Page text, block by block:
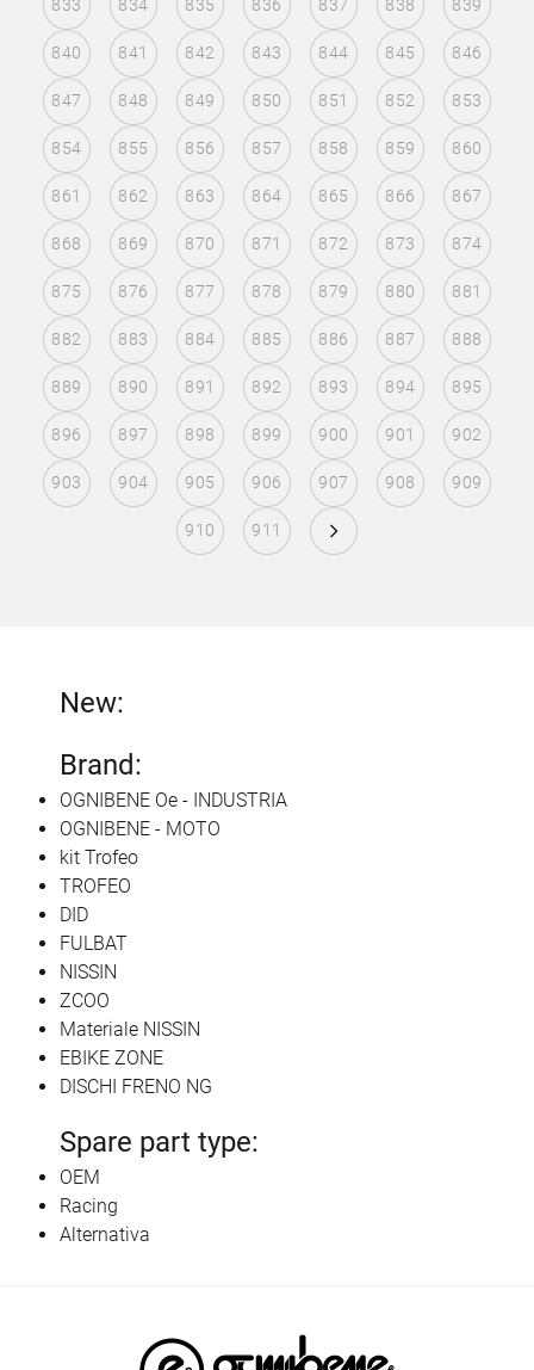
833 834 835 836 837 838 839
840 841 842 843 844 845 846
847 848 849 850 851 852 853
854 855 856 857 858 859 860
861 862 863 864 865 866 867
868 869 870 871 872 873 874
875 876 877 878 879 880 881
882 883 884 885 886 887 888
889 890 891 892 893 894 895
896 897 898 899 900 901 902
903 904 905 906 907 908 909
910 911
New:
Brand:
OGNIBENE Oe - INDUSTRIA
OGNIBENE - MOTO
kit Trofeo
TROFEO
DID
FULBAT
NISSIN
ZCOO
Materiale NISSIN
EBIKE ZONE
DISCHI FRENO NG
Spare part type:
OEM
Racing
Alternativa